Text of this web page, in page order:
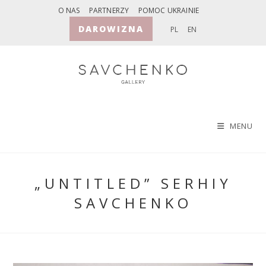
O NAS PARTNERZY POMOC UKRAINIE
DAROWIZNA PL EN
MENU
„UNTITLED” SERHIY
SAVCHENKO